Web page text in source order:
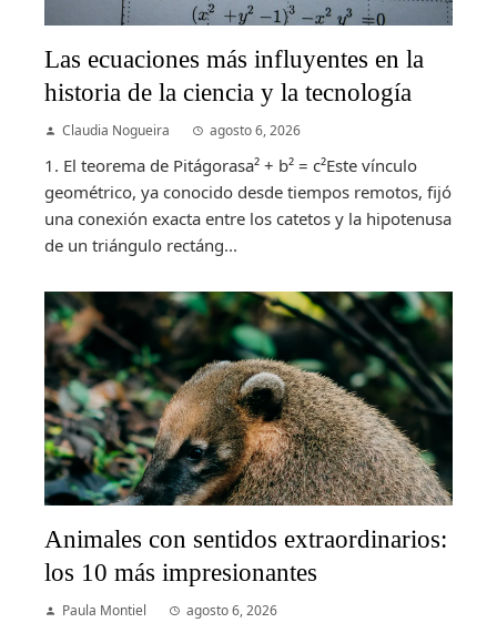
Las ecuaciones más influyentes en la
historia de la ciencia y la tecnología
Claudia Nogueira agosto 6, 2026
1. El teorema de Pitágorasa² + b² = c²Este vínculo
geométrico, ya conocido desde tiempos remotos, fijó
una conexión exacta entre los catetos y la hipotenusa
de un triángulo rectáng...
Animales con sentidos extraordinarios:
los 10 más impresionantes
Paula Montiel agosto 6, 2026